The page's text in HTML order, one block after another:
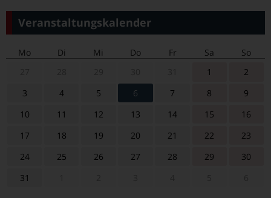
Veranstaltungskalender
Mo Di Mi Do Fr Sa
So
1
2
3
4 5 6 7 8
9
10
11 12 13 14 15
16
17
18 19 20 21 22
23
24
25 26 27 28 29
30
31